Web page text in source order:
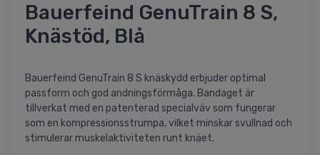
Bauerfeind GenuTrain 8 S,
Knästöd, Blå
Bauerfeind GenuTrain 8 S knäskydd erbjuder optimal
passform och god andningsförmåga. Bandaget är
tillverkat med en patenterad specialväv som fungerar
som en kompressionsstrumpa, vilket minskar svullnad och
stimulerar muskelaktiviteten runt knäet.